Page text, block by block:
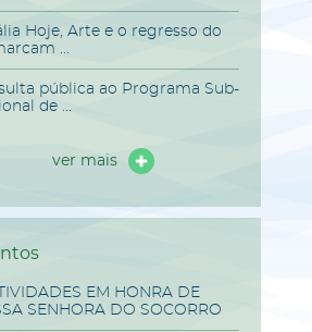
Hoje, Arte e o regresso do
...
pública ao Programa Sub-
de ...
ver mais
EM HONRA DE
SENHORA DO SOCORRO